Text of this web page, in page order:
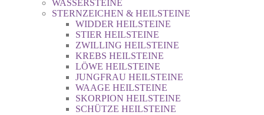
WASSERSTEINE
STERNZEICHEN & HEILSTEINE
WIDDER HEILSTEINE
STIER HEILSTEINE
ZWILLING HEILSTEINE
KREBS HEILSTEINE
LÖWE HEILSTEINE
JUNGFRAU HEILSTEINE
WAAGE HEILSTEINE
SKORPION HEILSTEINE
SCHÜTZE HEILSTEINE